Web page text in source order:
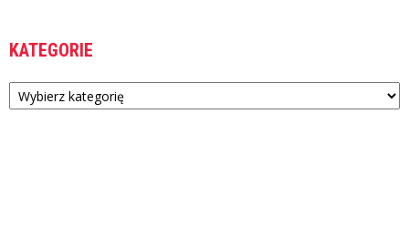
KATEGORIE
Kategorie